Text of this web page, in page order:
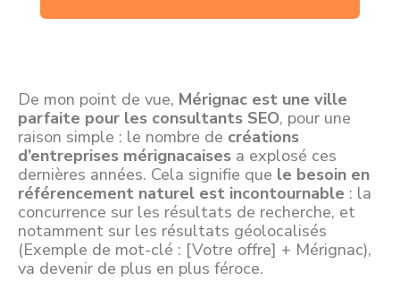
De mon point de vue, Mérignac est une ville
parfaite pour les consultants SEO, pour une
raison simple : le nombre de créations
d’entreprises mérignacaises a explosé ces
dernières années. Cela signifie que le besoin en
référencement naturel est incontournable : la
concurrence sur les résultats de recherche, et
notamment sur les résultats géolocalisés
(Exemple de mot-clé : [Votre offre] + Mérignac),
va devenir de plus en plus féroce.